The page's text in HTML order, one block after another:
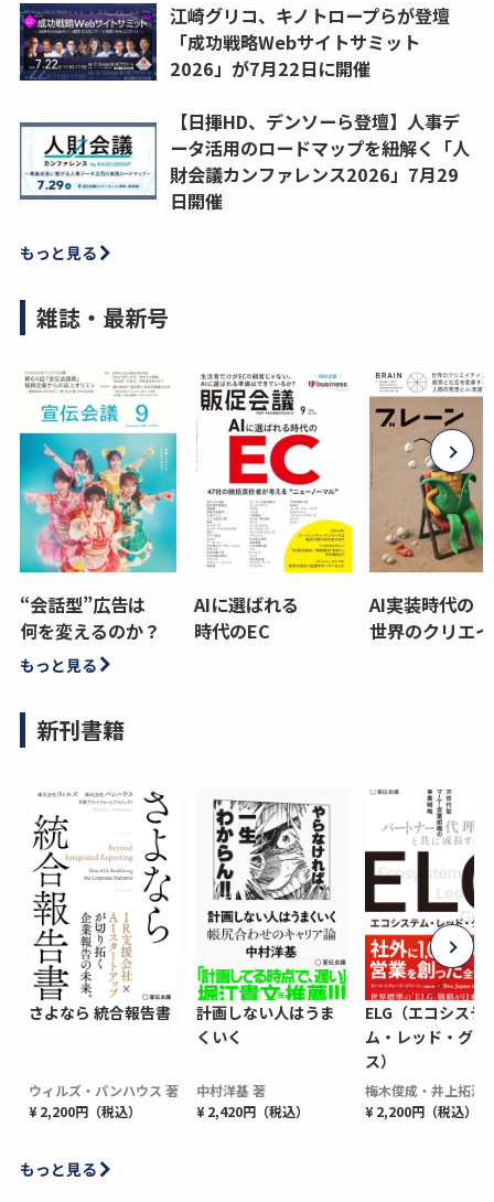
江崎グリコ、キノトロープらが登壇
「成功戦略Webサイトサミット
2026」が7月22日に開催
【日揮HD、デンソーら登壇】人事デ
ータ活用のロードマップを紐解く「人
財会議カンファレンス2026」7月29
日開催
もっと見る
雑誌・最新号
“会話型”広告は
何を変えるのか？
AIに選ばれる
時代のEC
AI実装時代の
世界のクリエ
もっと見る
新刊書籍
さよなら 統合報告書
ウィルズ・パンハウス 著
¥ 2,200円（税込）
計画しない人はうま
くいく
中村洋基 著
¥ 2,420円（税込）
ELG（エコシステ
ム・レッド・グロ
ス）
梅木俊成・井上拓海
¥ 2,200円（税込）
もっと見る